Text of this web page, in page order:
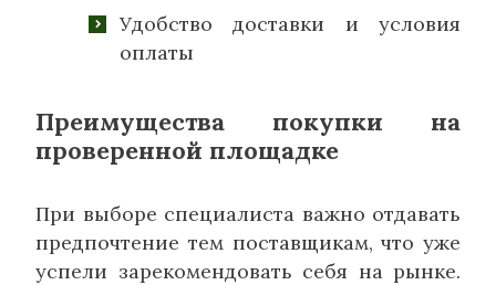
Удобство доставки и условия
оплаты
Преимущества покупки на
проверенной площадке
При выборе специалиста важно отдавать
предпочтение тем поставщикам, что уже
успели зарекомендовать себя на рынке.